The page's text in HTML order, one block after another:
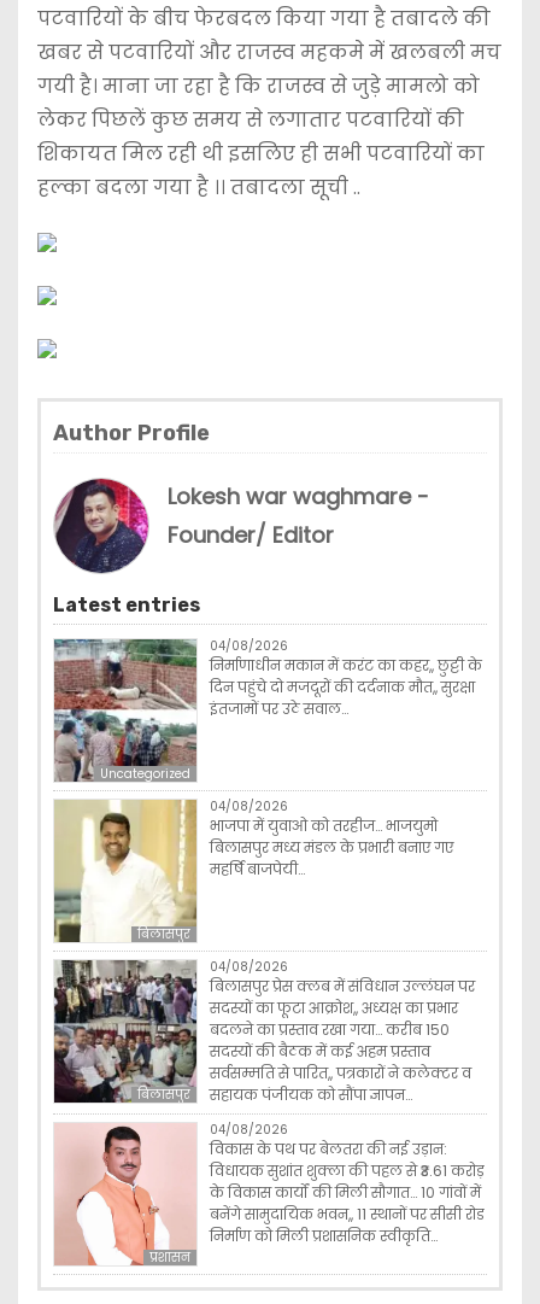
पटवारियों के बीच फेरबदल किया गया है तबादले की
खबर से पटवारियों और राजस्व महकमे में खलबली मच
गयी है। माना जा रहा है कि राजस्व से जुड़े मामलो को
लेकर पिछलें कुछ समय से लगातार पटवारियों की
शिकायत मिल रही थी इसलिए ही सभी पटवारियों का
हल्का बदला गया है ।। तबादला सूची ..
Author Profile
Lokesh war waghmare -
Founder/ Editor
Latest entries
Uncategorized
04/08/2026
निर्माणाधीन मकान में करंट का कहर,, छुट्टी के
दिन पहुंचे दो मजदूरों की दर्दनाक मौत,, सुरक्षा
इंतजामों पर उठे सवाल…
बिलासपुर
04/08/2026
भाजपा में युवाओ को तरहीज… भाजयुमो
बिलासपुर मध्य मंडल के प्रभारी बनाए गए
महर्षि बाजपेयी…
बिलासपुर
04/08/2026
बिलासपुर प्रेस क्लब में संविधान उल्लंघन पर
सदस्यों का फूटा आक्रोश,, अध्यक्ष का प्रभार
बदलने का प्रस्ताव रखा गया… करीब 150
सदस्यों की बैठक में कई अहम प्रस्ताव
सर्वसम्मति से पारित,, पत्रकारों ने कलेक्टर व
सहायक पंजीयक को सौंपा ज्ञापन…
प्रशासन
04/08/2026
विकास के पथ पर बेलतरा की नई उड़ान:
विधायक सुशांत शुक्ला की पहल से ₹3.61 करोड़
के विकास कार्यों की मिली सौगात… 10 गांवों में
बनेंगे सामुदायिक भवन,, 11 स्थानों पर सीसी रोड
निर्माण को मिली प्रशासनिक स्वीकृति…